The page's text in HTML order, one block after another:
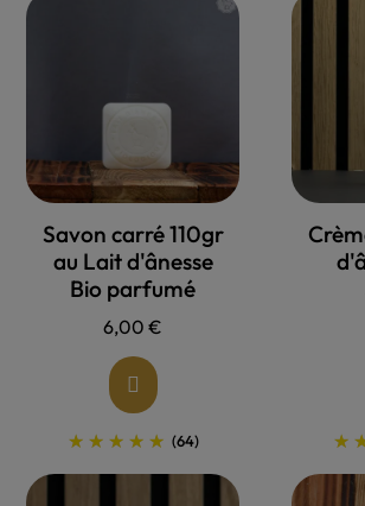
Allons voir !
Savon carré 110gr
au Lait d'ânesse
Bio parfumé
6,00 €
(64)